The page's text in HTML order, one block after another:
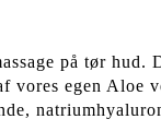
på tør
egen Aloe